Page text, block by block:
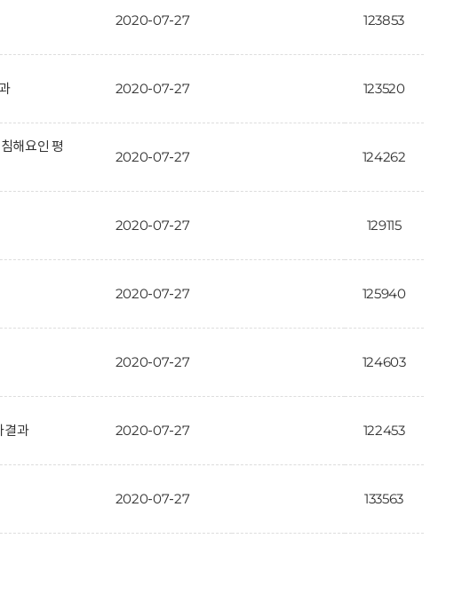
2020-07-27 123853
2020-07-27 123520
해요인 평
2020-07-27 124262
2020-07-27 129115
2020-07-27 125940
2020-07-27 124603
결과 2020-07-27 122453
2020-07-27 133563